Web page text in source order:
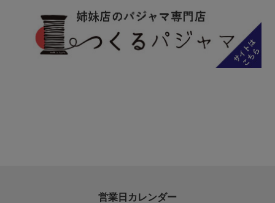
営業日カレンダー